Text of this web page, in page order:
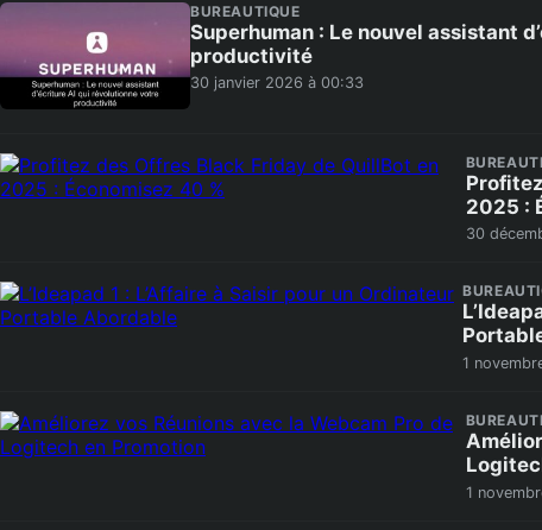
BUREAUTIQUE
Superhuman : Le nouvel assistant
productivité
30 janvier 2026 à 00:33
2025 :
30
1
1